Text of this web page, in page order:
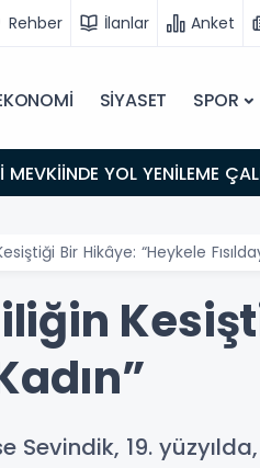
Rehber İlanlar Anket
SİYASET SPOR
MEVKİİNDE YOL YENİLEME
Bir Hikâye: “Heykele
Sevindik, 19.